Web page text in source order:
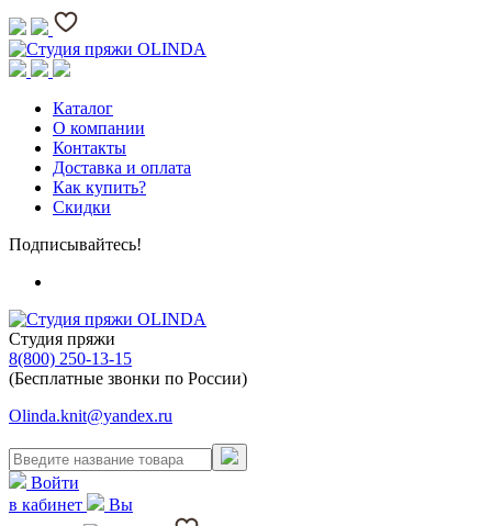
Каталог
О компании
Контакты
Доставка и оплата
Как купить?
Скидки
Подписывайтесь!
Студия пряжи
8(800) 250-13-15
(Бесплатные звонки по России)
Olinda.knit@yandex.ru
Войти
в кабинет
Вы